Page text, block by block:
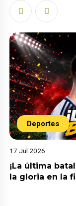
Deportes
17 Jul 2026
¡La última
la gloria en la